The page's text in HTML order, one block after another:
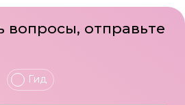
вопросы, отправьте
Гид